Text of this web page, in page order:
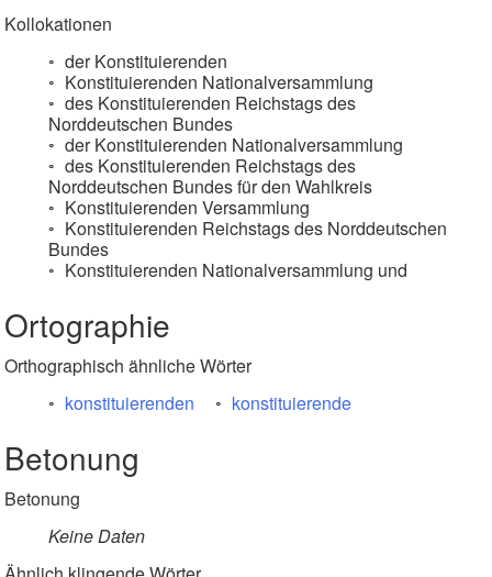
Kollokationen
der Konstituierenden
Konstituierenden Nationalversammlung
des Konstituierenden Reichstags des
Norddeutschen Bundes
der Konstituierenden Nationalversammlung
des Konstituierenden Reichstags des
Norddeutschen Bundes für den Wahlkreis
Konstituierenden Versammlung
Konstituierenden Reichstags des Norddeutschen
Bundes
Konstituierenden Nationalversammlung und
Ortographie
Orthographisch ähnliche Wörter
konstituierenden
konstituierende
Betonung
Betonung
Keine Daten